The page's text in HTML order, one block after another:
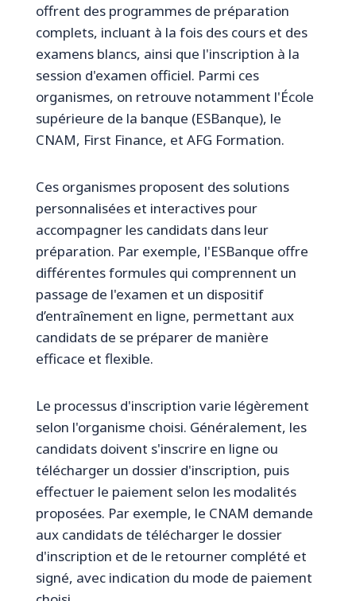
offrent des programmes de préparation
complets, incluant à la fois des cours et des
examens blancs, ainsi que l'inscription à la
session d'examen officiel. Parmi ces
organismes, on retrouve notamment l'École
supérieure de la banque (ESBanque), le
CNAM, First Finance, et AFG Formation.
Ces organismes proposent des solutions
personnalisées et interactives pour
accompagner les candidats dans leur
préparation. Par exemple, l'ESBanque offre
différentes formules qui comprennent un
passage de l'examen et un dispositif
d’entraînement en ligne, permettant aux
candidats de se préparer de manière
efficace et flexible.
Le processus d'inscription varie légèrement
selon l'organisme choisi. Généralement, les
candidats doivent s'inscrire en ligne ou
télécharger un dossier d'inscription, puis
effectuer le paiement selon les modalités
proposées. Par exemple, le CNAM demande
aux candidats de télécharger le dossier
d'inscription et de le retourner complété et
signé, avec indication du mode de paiement